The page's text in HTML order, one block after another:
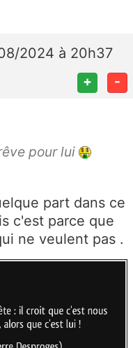
2024 à 20h37
+ -
pour lui
part dans ce
c'est parce que
ne veulent pas .